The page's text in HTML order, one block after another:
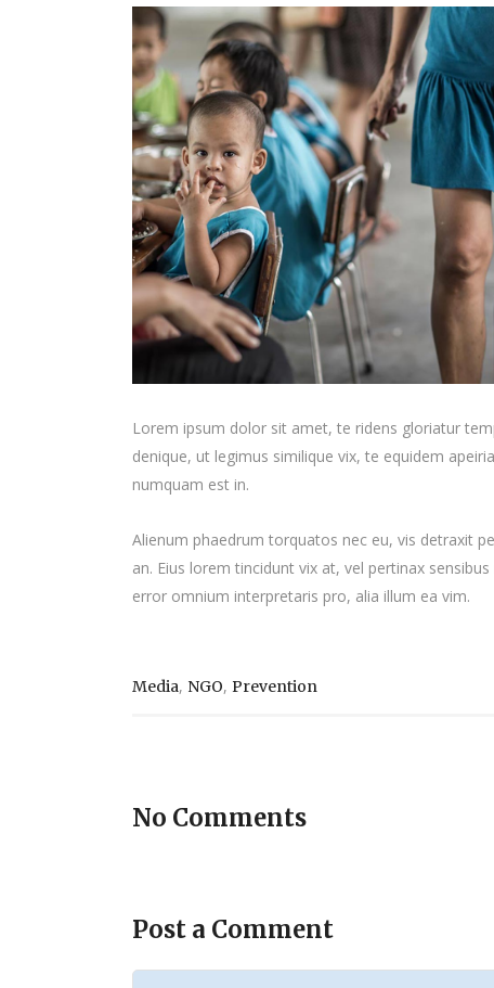
Lorem ipsum dolor sit amet, te ridens gloriatur
denique, ut legimus similique vix, te equidem
numquam est in.
Alienum phaedrum torquatos nec eu, vis detraxit
an. Eius lorem tincidunt vix at, vel pertinax
error omnium interpretaris pro, alia illum ea vim.
Media, NGO, Prevention
No Comments
Post a Comment